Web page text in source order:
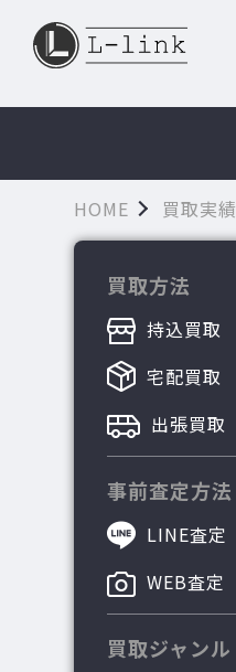
HOME 買取実績
買取方法
持込買取
宅配買取
出張買取
事前査定方法
LINE査定
WEB査定
買取ジャンル